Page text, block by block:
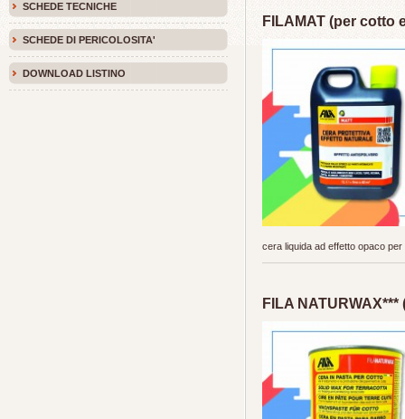
SCHEDE TECNICHE
SCHEDE DI PERICOLOSITA'
DOWNLOAD LISTINO
FILAMAT (per cotto
cera liquida ad effetto opaco
FILA